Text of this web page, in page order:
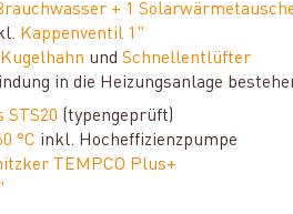
+ 1
Kappenventil 1"
undSchnellentlüfter
in die Heizungsanlage
STS20 (typengeprüft)
°C inkl. Hocheffizienzpumpe
TEMPCO Plus+